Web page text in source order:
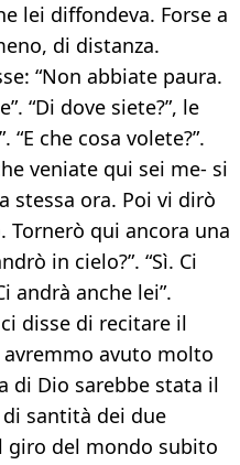
lei diffondeva. Forse a
di distanza.
“Non abbiate paura.
“Di dove siete?”, le
“E che cosa volete?”.
veniate qui sei me- si
stessa ora. Poi vi dirò
Tornerò qui ancora una
in cielo?”. “Sì. Ci
andrà anche lei”.
ci disse di recitare il
avuto molto
di Dio sarebbe stata il
santità dei due
giro del mondo subito